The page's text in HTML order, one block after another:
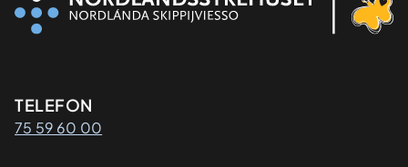
Kontaktinformasjon
TELEFON
75 59 60 00